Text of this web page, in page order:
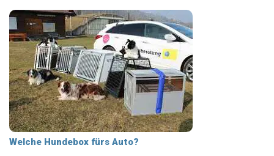
Welche Hundebox fürs Auto?